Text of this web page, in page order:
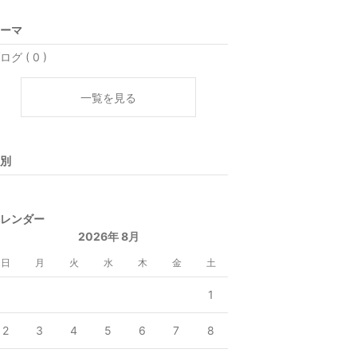
マ
グ ( 0 )
一覧を見る
ンダー
2026年 8月
日 月 火 水 木 金 土
1
2 3 4 5 6 7 8